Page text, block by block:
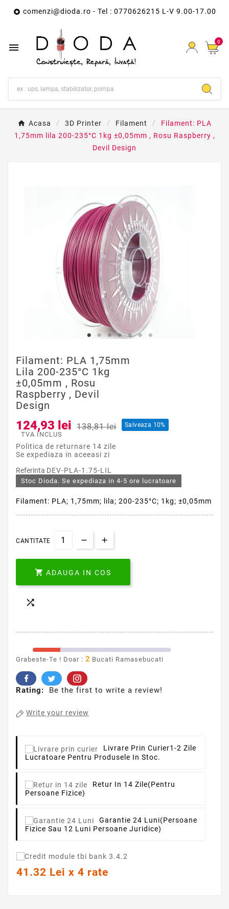
 comenzi@dioda.ro - Tel : 0770626215 L-V 9.00-17.00
 0
Acasa 3D Printer Filament
Filament: PLA
1,75mm lila 200-235°C 1kg ±0,05mm , Rosu Raspberry ,
Devil Design
Filament: PLA 1,75mm
Lila 200-235°C 1kg
±0,05mm , Rosu
Raspberry , Devil
Design
124,93 lei 138,81 lei Salveaza 10%
TVA INCLUS
Politica de returnare 14 zile
Se expediaza in aceeasi zi
Referinta DEV-PLA-1.75-LIL
Stoc Dioda. Se expediaza in 4-5 ore lucratoare
Filament: PLA; 1,75mm; lila; 200-235°C; 1kg; ±0,05mm
CANTITATE
 ADAUGA IN COS

Grabeste-Te ! Doar : 2 Bucati Ramasebucati
Rating: Be the first to write a review!
Write your review
Livrare Prin Curier1-2 Zile
Lucratoare Pentru Produsele In Stoc.
Retur In 14 Zile(pentru
Persoane Fizice)
Garantie 24 Luni(persoane
Fizice Sau 12 Luni Persoane Juridice)
41.32 Lei x 4 rate